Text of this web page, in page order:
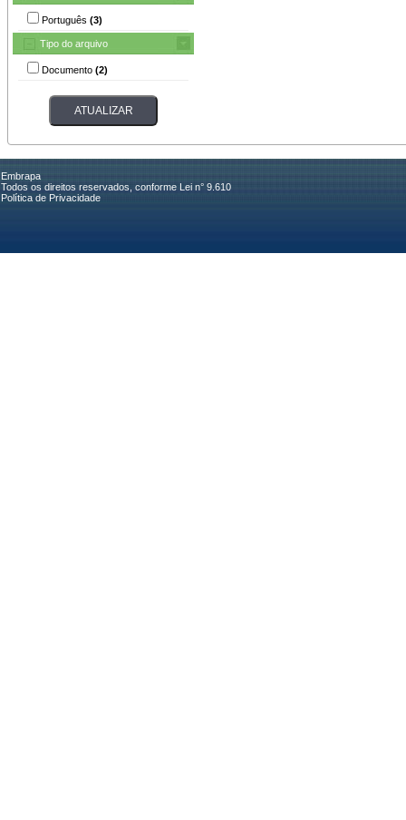
Português (3)
Tipo do arquivo
Documento (2)
Embrapa
Todos os direitos reservados, conforme Lei n° 9.610
Política de Privacidade